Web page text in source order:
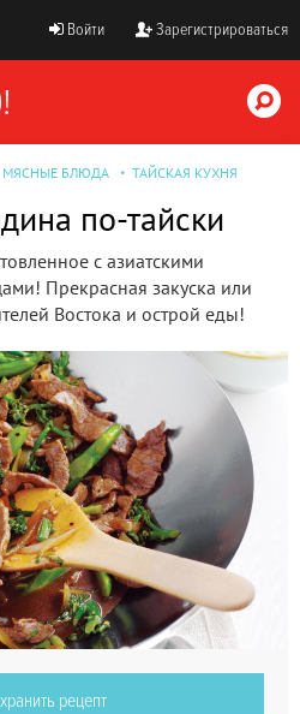
Войти Зарегистрироваться
МЯСНЫЕ БЛЮДА ТАЙСКАЯ КУХНЯ
по-тайски
с азиатскими
Прекрасная закуска или
Востока и острой еды!
рецепт